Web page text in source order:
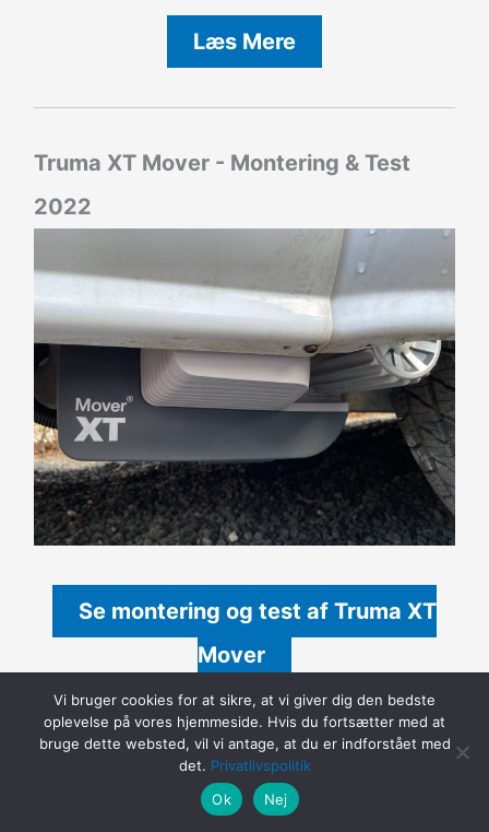
Læs Mere
Truma XT Mover - Montering & Test
2022
Se montering og test af Truma XT
Mover
Alde specialist værksted udskifter
glykol med specielt Alde udstyr
Vi bruger cookies for at sikre, at vi giver dig den bedste
oplevelse på vores hjemmeside. Hvis du fortsætter med at
bruge dette websted, vil vi antage, at du er indforstået med
det. Privatlivspolitik
Ok
Nej